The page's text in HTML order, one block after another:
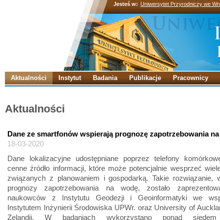
Jesteś w: Uniwersytet Przyrodniczy we
Aktualności Instytut Badania Publikacje Pracownicy
Aktualności
Dane ze smartfonów wspierają prognozę zapotrzebowania
18-03-2020
Dane lokalizacyjne udostępniane poprzez telefony
cenne źródło informacji, które może potencjalnie wesprzeć
związanych z planowaniem i gospodarką. Takie rozwiązanie,
prognozy zapotrzebowania na wodę, zostało
naukowców z Instytutu Geodezji i Geoinformatyki we
Instytutem Inżynierii Środowiska UPWr. oraz University of
Zelandii. W badaniach wykorzystano ponad siedem